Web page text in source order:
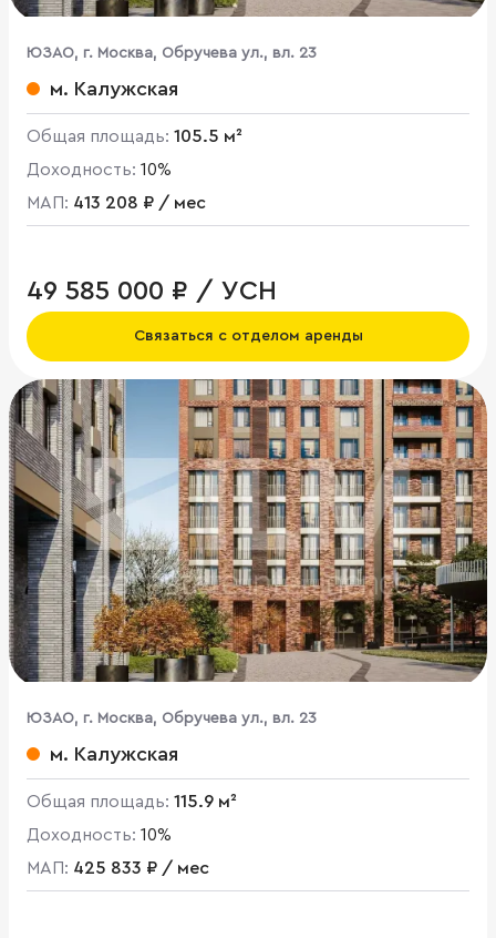
ЮЗАО, г. Москва, Обручева ул., вл. 23
м. Калужская
Общая площадь: 105.5 м²
Доходность: 10%
МАП: 413 208 ₽ / мес
49 585 000 ₽ / УСН
Связаться с отделом аренды
ЮЗАО, г. Москва, Обручева ул., вл. 23
м. Калужская
Общая площадь: 115.9 м²
Доходность: 10%
МАП: 425 833 ₽ / мес